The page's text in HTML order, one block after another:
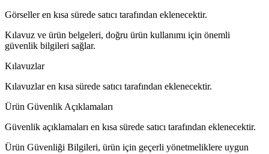
Görseller en kısa sürede satıcı tarafından eklenecektir.
Kılavuz ve ürün belgeleri, doğru ürün kullanımı için önemli
güvenlik bilgileri sağlar.
Kılavuzlar
Kılavuzlar en kısa sürede satıcı tarafından eklenecektir.
Ürün Güvenlik Açıklamaları
Güvenlik açıklamaları en kısa sürede satıcı tarafından eklenecektir.
Ürün Güvenliği Bilgileri, ürün için geçerli yönetmeliklere uygun